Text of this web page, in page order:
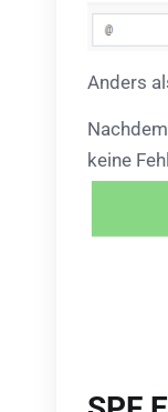
Anders
keine